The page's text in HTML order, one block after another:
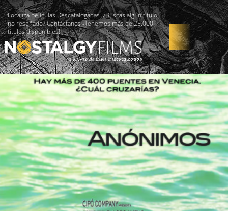
Localiza películas Descatalogadas. ¿Buscas algún título
no reseñado? Contáctanos -Tenemos más de 25.000
títulos disponibles!